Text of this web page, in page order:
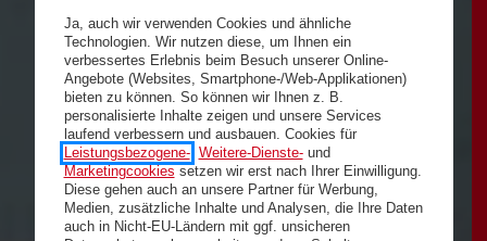
Ja, auch wir verwenden Cookies und ähnliche
Technologien. Wir nutzen diese, um Ihnen ein
verbessertes Erlebnis beim Besuch unserer Online-
Angebote (Websites, Smartphone-/Web-Applikationen)
bieten zu können. So können wir Ihnen z. B.
personalisierte Inhalte zeigen und unsere Services
laufend verbessern und ausbauen. Cookies für
Leistungsbezogene-, Weitere-Dienste-und
Marketingcookies setzen wir erst nach Ihrer Einwilligung.
Diese gehen auch an unsere Partner für Werbung,
Medien, zusätzliche Inhalte und Analysen, die Ihre Daten
auch in Nicht-EU-Ländern mit ggf. unsicheren